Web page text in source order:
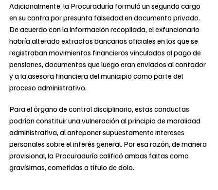
Adicionalmente, la Procuraduría formuló un segundo cargo
en su contra por presunta falsedad en documento privado.
De acuerdo con la información recopilada, el exfuncionario
habría alterado extractos bancarios oficiales en los que se
registraban movimientos financieros vinculados al pago de
pensiones, documentos que luego eran enviados al contador
y a la asesora financiera del municipio como parte del
proceso administrativo.
Para el órgano de control disciplinario, estas conductas
podrían constituir una vulneración al principio de moralidad
administrativa, al anteponer supuestamente intereses
personales sobre el interés general. Por esa razón, de manera
provisional, la Procuraduría calificó ambas faltas como
gravísimas, cometidas a título de dolo.